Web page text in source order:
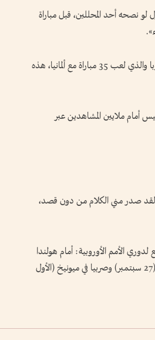
نصحه أحد المحللين، قبل مباراة
ووصف لاعب خط الوسط السابق ستيفان إيفنبرغ، الفائز بدوري أبطال أوروبا والذي لعب 35 مباراة مع ألمانيا، هذه
أمام ملايين المشاهدين عبر
صدر مني الكلام من دون قصد،
الأمم الأوروبية: أمام هولندا
(24 سبتمبر) واليونان (4 أكتوبر)، إضافة إلى استضافة اليونان في أوغسبورغ (27 سبتمبر) وصربيا في ميونيخ (الأول